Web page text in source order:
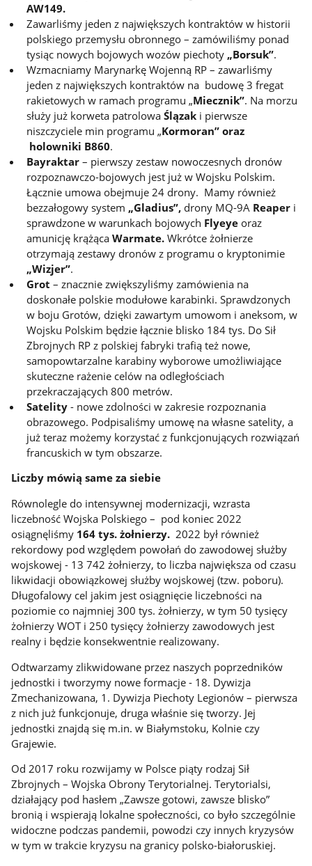
AW149.
Zawarliśmy jeden z największych kontraktów w historii
polskiego przemysłu obronnego – zamówiliśmy ponad
tysiąc nowych bojowych wozów piechoty „Borsuk”.
Wzmacniamy Marynarkę Wojenną RP – zawarliśmy
jeden z największych kontraktów na budowę 3 fregat
rakietowych w ramach programu „Miecznik”. Na morzu
służy już korweta patrolowaŚlązak i pierwsze
niszczyciele min programu „Kormoran” oraz
holowniki B860.
Bayraktar – pierwszy zestaw nowoczesnych dronów
rozpoznawczo-bojowych jest już w Wojsku Polskim.
Łącznie umowa obejmuje 24 drony. Mamy również
bezzałogowy system „Gladius”, drony MQ-9A Reaper i
sprawdzone w warunkach bojowych Flyeye oraz
amunicję krążącaWarmate.Wkrótce żołnierze
otrzymają zestawy dronów z programu o kryptonimie
„Wizjer”.
Grot – znacznie zwiększyliśmy zamówienia na
doskonałe polskie modułowe karabinki. Sprawdzonych
w boju Grotów, dzięki zawartym umowom i aneksom, w
Wojsku Polskim będzie łącznie blisko 184 tys. Do Sił
Zbrojnych RP z polskiej fabryki trafią też nowe,
samopowtarzalne karabiny wyborowe umożliwiające
skuteczne rażenie celów na odległościach
przekraczających 800 metrów.
Satelity- nowe zdolności w zakresie rozpoznania
obrazowego. Podpisaliśmy umowę na własne satelity, a
już teraz możemy korzystać z funkcjonujących rozwiązań
francuskich w tym obszarze.
Liczby mówią same za siebie
Równolegle do intensywnej modernizacji, wzrasta
liczebność Wojska Polskiego – pod koniec 2022
osiągnęliśmy 164 tys. żołnierzy. 2022 był również
rekordowy pod względem powołań do zawodowej służby
wojskowej - 13 742 żołnierzy, to liczba największa od czasu
likwidacji obowiązkowej służby wojskowej (tzw. poboru).
Długofalowy cel jakim jest osiągnięcie liczebności na
poziomie co najmniej 300 tys. żołnierzy, w tym 50 tysięcy
żołnierzy WOT i 250 tysięcy żołnierzy zawodowych jest
realny i będzie konsekwentnie realizowany.
Odtwarzamy zlikwidowane przez naszych poprzedników
jednostki i tworzymy nowe formacje - 18. Dywizja
Zmechanizowana, 1. Dywizja Piechoty Legionów – pierwsza
z nich już funkcjonuje, druga właśnie się tworzy. Jej
jednostki znajdą się m.in. w Białymstoku, Kolnie czy
Grajewie.
Od 2017 roku rozwijamy w Polsce piąty rodzaj Sił
Zbrojnych – Wojska Obrony Terytorialnej. Terytorialsi,
działający pod hasłem „Zawsze gotowi, zawsze blisko”
bronią i wspierają lokalne społeczności, co było szczególnie
widoczne podczas pandemii, powodzi czy innych kryzysów
w tym w trakcie kryzysu na granicy polsko-białoruskiej.